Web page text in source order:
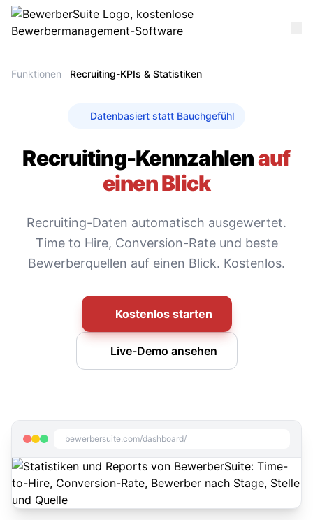
Funktionen Recruiting-KPIs & Statistiken
Datenbasiert statt Bauchgefühl
Recruiting-Kennzahlenauf
einen Blick
Recruiting-Daten automatisch ausgewertet.
Time to Hire, Conversion-Rate und beste
Bewerberquellen auf einen Blick. Kostenlos.
Kostenlos starten
Live-Demo ansehen
bewerbersuite.com/dashboard/